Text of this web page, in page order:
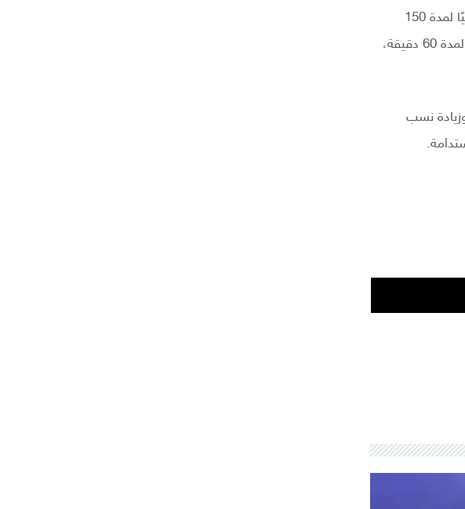
وفيما يتعلق بالنشاط البدني، أظهرت المؤشرات تحسنًا واضحًا، حيث يمارس 59% من البالغين نشاطًا بدنيًا لمدة 150
دقيقة أسبوعيًا، متجاوزين مستهدف عام 2025، فيما يمارس 19% من الأطفال والمراهقين نشاطًا يوميًا لمدة 60 دقيقة،
نسب